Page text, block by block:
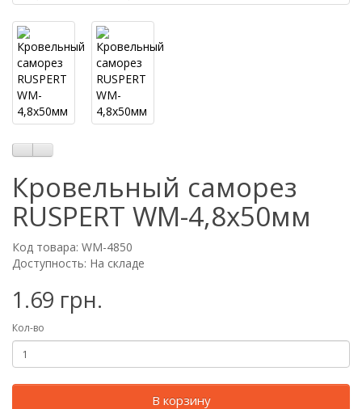
Кровельный саморез
RUSPERT WM-4,8х50мм
Код товара: WM-4850
Доступность: На складе
1.69 грн.
Кол-во
В корзину